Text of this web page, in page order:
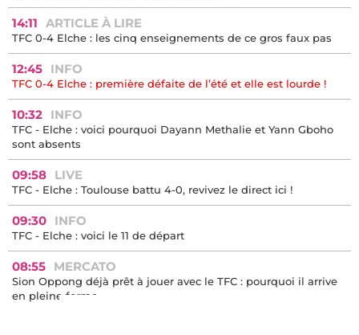
14:11 ARTICLE À LIRE
TFC 0-4 Elche : les cinq enseignements de ce gros faux pas
12:45 INFO
TFC 0-4 Elche : première défaite de l’été et elle est lourde !
10:32 INFO
TFC - Elche : voici pourquoi Dayann Methalie et Yann Gboho
sont absents
09:58 LIVE
TFC - Elche : Toulouse battu 4-0, revivez le direct ici !
09:30 INFO
TFC - Elche : voici le 11 de départ
08:55 MERCATO
Sion Oppong déjà prêt à jouer avec le TFC : pourquoi il arrive
en pleine forme